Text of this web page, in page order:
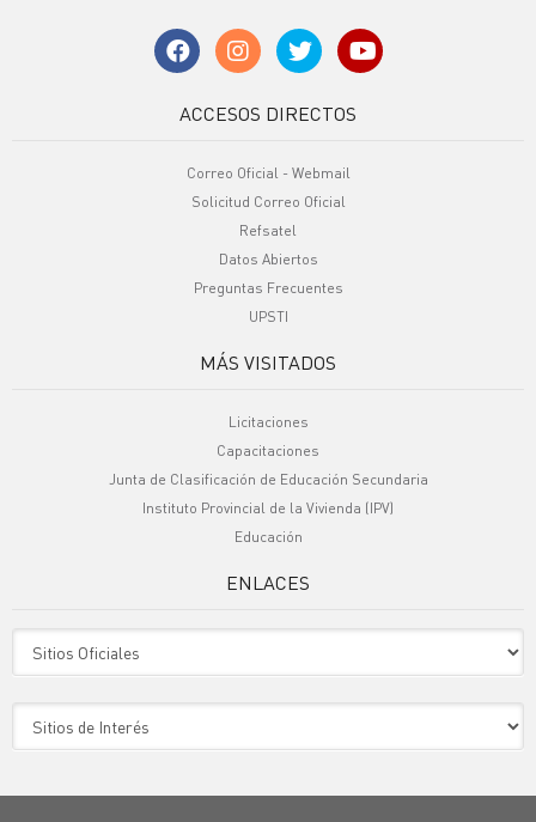
ACCESOS DIRECTOS
Correo Oficial - Webmail
Solicitud Correo Oficial
Refsatel
Datos Abiertos
Preguntas Frecuentes
UPSTI
MÁS VISITADOS
Licitaciones
Capacitaciones
Junta de Clasificación de Educación Secundaria
Instituto Provincial de la Vivienda (IPV)
Educación
ENLACES